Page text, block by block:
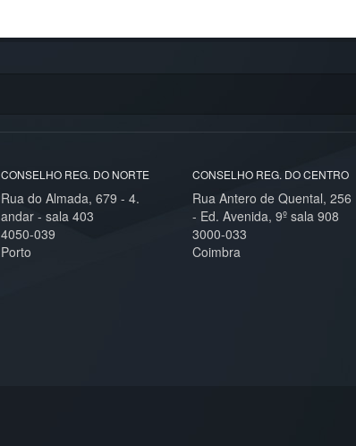
CONSELHO REG. DO NORTE
Rua do Almada, 679 - 4.
andar - sala 403
4050-039
Porto
CONSELHO REG. DO CENTRO
Rua Antero de Quental, 256
- Ed. Avenida, 9º sala 908
3000-033
Coimbra